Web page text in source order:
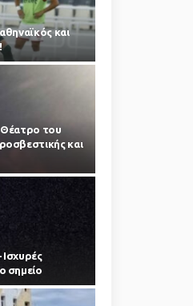
και
Θέατρο του
και
σημείο